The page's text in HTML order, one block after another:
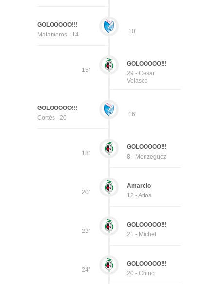
10'
GOLOOOOO!!!
Matamoros - 14
15'
GOLOOOOO!!!
29 - César
Velasco
16'
GOLOOOOO!!!
Cortés - 20
18'
GOLOOOOO!!!
8 - Menzeguez
20'
Amarelo
12 - Attos
23'
GOLOOOOO!!!
21 - Míchel
24'
GOLOOOOO!!!
20 - Chino